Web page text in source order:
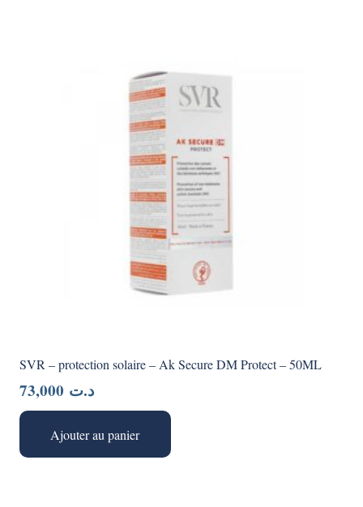
SVR – protection solaire – Ak Secure DM Protect – 50ML
د.ت
Ajouter au panier